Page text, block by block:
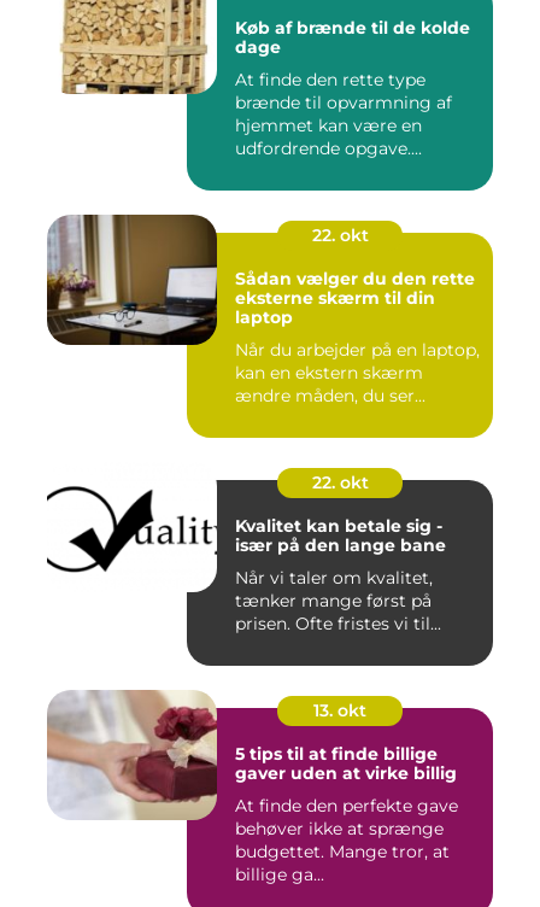
Køb af brænde til de kolde
dage
At finde den rette type
brænde til opvarmning af
hjemmet kan være en
udfordrende opgave....
22. okt
Sådan vælger du den rette
eksterne skærm til din
laptop
Når du arbejder på en laptop,
kan en ekstern skærm
ændre måden, du ser...
22. okt
Kvalitet kan betale sig -
især på den lange bane
Når vi taler om kvalitet,
tænker mange først på
prisen. Ofte fristes vi til...
13. okt
5 tips til at finde billige
gaver uden at virke billig
At finde den perfekte gave
behøver ikke at sprænge
budgettet. Mange tror, at
billige ga...